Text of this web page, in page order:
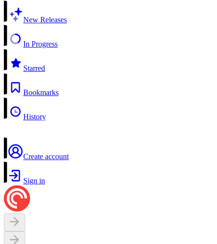
New Releases
In Progress
Starred
Bookmarks
History
Create account
Sign in